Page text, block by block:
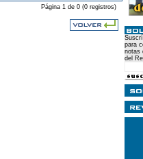
Página 1 de 0 (0 registros)
para
notas
del